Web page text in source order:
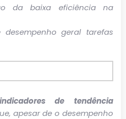
da baixa eficiência na
desempenho geral tarefas
de tendência
apesar de o desempenho